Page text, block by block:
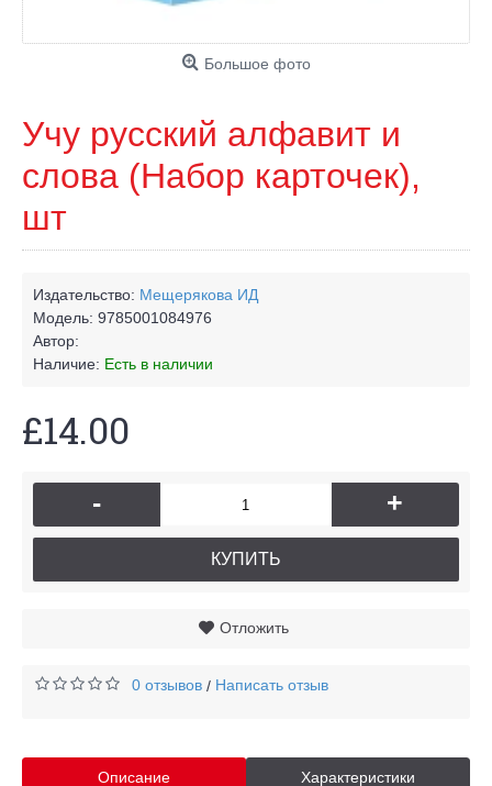
Большое фото
Учу русский алфавит и
слова (Набор карточек),
шт
Издательство: Мещерякова ИД
Модель: 9785001084976
Автор:
Наличие: Есть в наличии
£14.00
- +
КУПИТЬ
Отложить
0 отзывов / Написать отзыв
Описание Характеристики